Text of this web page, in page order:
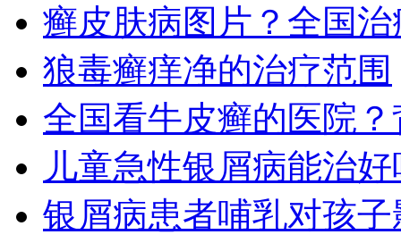
癣皮肤病图片？全国治
狼毒癣痒净的治疗范围
全国看牛皮癣的医院？
儿童急性银屑病能治好
银屑病患者哺乳对孩子